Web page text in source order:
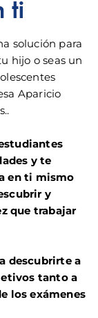
ti
solución para
hijo o seas un
Aparicio
y te
en ti mismo
y
que trabajar
descubrirte a
tanto a
los exámenes